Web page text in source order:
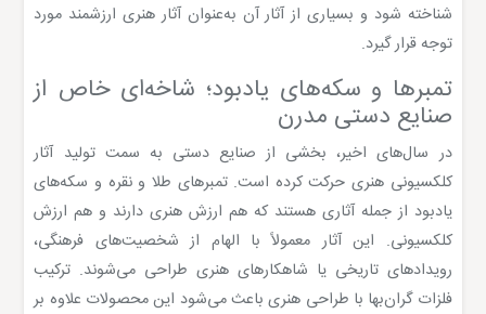
شناخته شود و بسیاری از آثار آن به‌عنوان آثار هنری ارزشمند مورد
توجه قرار گیرد.
تمبرها و سکه‌های یادبود؛ شاخه‌ای خاص از
صنایع دستی مدرن
در سال‌های اخیر، بخشی از صنایع دستی به سمت تولید آثار
کلکسیونی هنری حرکت کرده است. تمبرهای طلا و نقره و سکه‌های
یادبود از جمله آثاری هستند که هم ارزش هنری دارند و هم ارزش
کلکسیونی. این آثار معمولاً با الهام از شخصیت‌های فرهنگی،
رویدادهای تاریخی یا شاهکارهای هنری طراحی می‌شوند. ترکیب
فلزات گران‌بها با طراحی هنری باعث می‌شود این محصولات علاوه بر